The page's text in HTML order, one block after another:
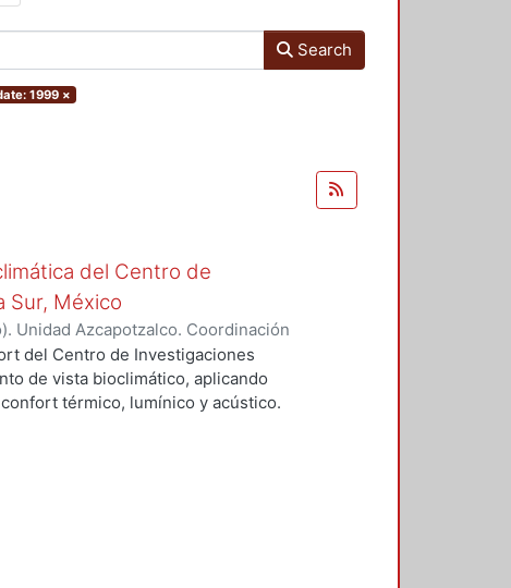
Search
1999 ×
del Centro de
Sur, México
Unidad Azcapotzalco. Coordinación
José Luis
del Centro de Investigaciones
de vista bioclimático, aplicando
térmico, lumínico y acústico.